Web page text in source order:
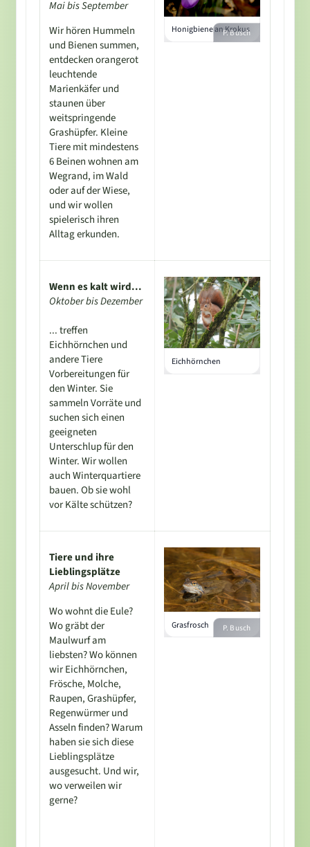
Mai bis September
Wir hören Hummeln
und Bienen summen,
entdecken orangerot
leuchtende
Marienkäfer und
staunen über
weitspringende
Grashüpfer. Kleine
Tiere mit mindestens
6 Beinen wohnen am
Wegrand, im Wald
oder auf der Wiese,
und wir wollen
spielerisch ihren
Alltag erkunden.
Honigbiene an Krokus
P. Busch
Wenn es kalt wird...
Oktober bis Dezember
... treffen
Eichhörnchen und
andere Tiere
Vorbereitungen für
den Winter. Sie
sammeln Vorräte und
suchen sich einen
geeigneten
Unterschlup für den
Winter. Wir wollen
auch Winterquartiere
bauen. Ob sie wohl
vor Kälte schützen?
Eichhörnchen
Tiere und ihre
Lieblingsplätze
April bis November
Wo wohnt die Eule?
Wo gräbt der
Maulwurf am
liebsten? Wo können
wir Eichhörnchen,
Frösche, Molche,
Raupen, Grashüpfer,
Regenwürmer und
Asseln finden? Warum
haben sie sich diese
Lieblingsplätze
ausgesucht. Und wir,
wo verweilen wir
gerne?
Grasfrosch P. Busch